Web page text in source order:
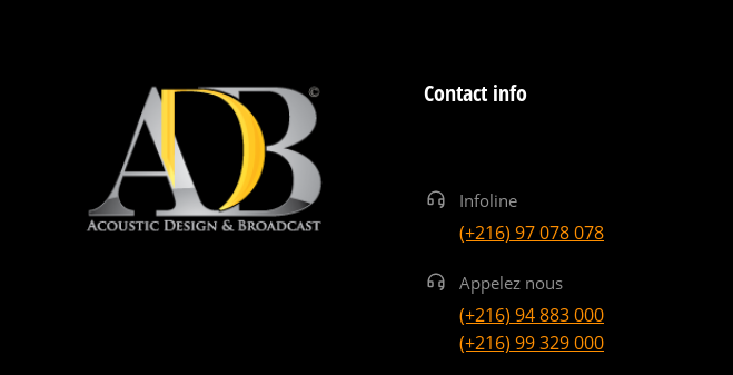
Contact info
Infoline
(+216) 97 078 078
Appelez nous
(+216) 94 883 000
(+216) 99 329 000